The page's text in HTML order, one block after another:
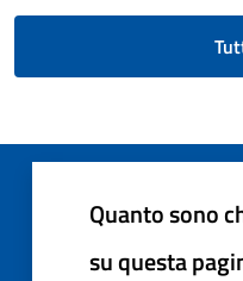
Quanto sono
su questa